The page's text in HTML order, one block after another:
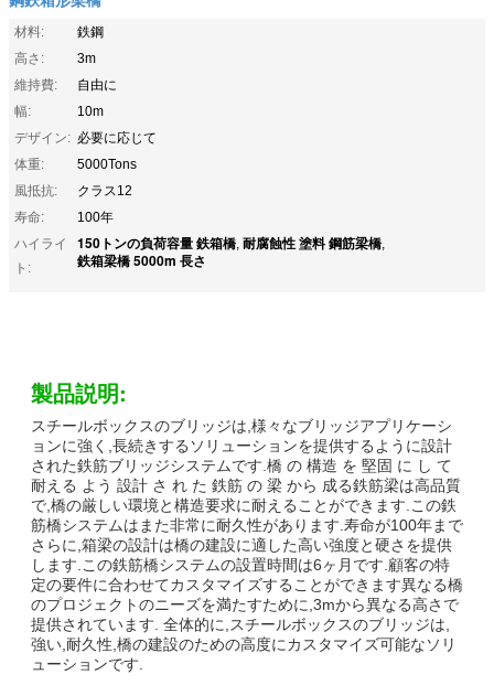
材料:
鉄鋼
高さ:
3m
維持費:
自由に
幅:
10m
デザイン: 必要に応じて
体重:
5000Tons
風抵抗:
クラス12
寿命:
100年
ハイライ
ト:
150トンの負荷容量 鉄箱橋, 耐腐蝕性 塗料 鋼筋梁橋,
鉄箱梁橋 5000m 長さ
製品説明:
スチールボックスのブリッジは,様々なブリッジアプリケーシ
ョンに強く,長続きするソリューションを提供するように設計
された鉄筋ブリッジシステムです.橋 の 構造 を 堅固 に し て
耐える よう 設計 さ れ た 鉄筋 の 梁 から 成る鉄筋梁は高品質
で,橋の厳しい環境と構造要求に耐えることができます.この鉄
筋橋システムはまた非常に耐久性があります.寿命が100年まで
さらに,箱梁の設計は橋の建設に適した高い強度と硬さを提供
します.この鉄筋橋システムの設置時間は6ヶ月です.顧客の特
定の要件に合わせてカスタマイズすることができます異なる橋
のプロジェクトのニーズを満たすために,3mから異なる高さで
提供されています. 全体的に,スチールボックスのブリッジは,
強い,耐久性,橋の建設のための高度にカスタマイズ可能なソリ
ューションです.